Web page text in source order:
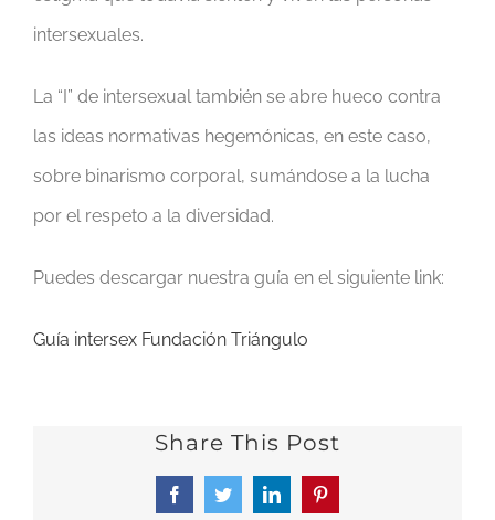
intersexuales.
La “I” de intersexual también se abre hueco contra
las ideas normativas hegemónicas, en este caso,
sobre binarismo corporal, sumándose a la lucha
por el respeto a la diversidad.
Puedes descargar nuestra guía en el siguiente link:
Guía intersex Fundación Triángulo
Share This Post
FacebookTwitterLinkedInPinterest